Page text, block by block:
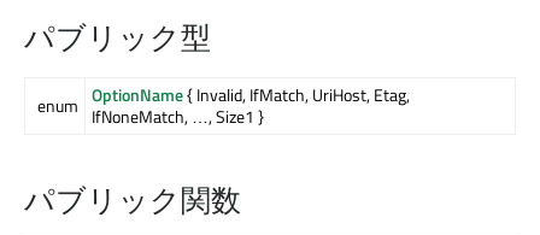
パブリック型
enum OptionName{ Invalid, IfMatch, UriHost, Etag,
IfNoneMatch, …, Size1 }
パブリック関数